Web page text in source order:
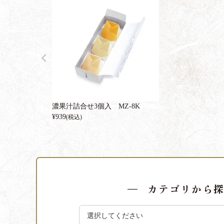
濃果汁詰合せ3個入 MZ-8K
¥939(税込)
カテゴリから